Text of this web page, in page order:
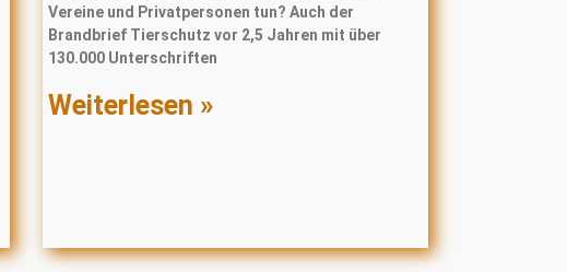
Vereine und Privatpersonen tun? Auch der
Brandbrief Tierschutz vor 2,5 Jahren mit über
130.000 Unterschriften
Weiterlesen »